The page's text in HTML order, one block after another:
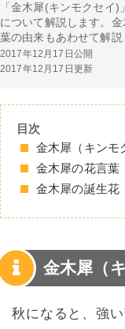
「金木犀(キンモクセイ)
について解説します。
葉の由来もあわせて解説
2017年12月17日公開
2017年12月17日更新
目次
金木犀（キンモ
金木犀の花言葉
金木犀の誕生花
金木犀（
秋になると、強